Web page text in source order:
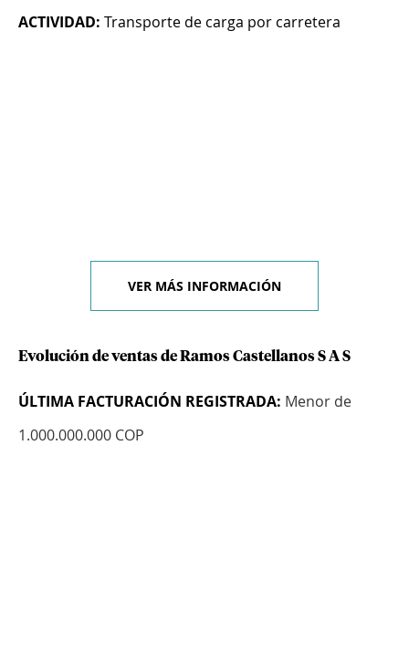
ACTIVIDAD: Transporte de carga por carretera
VER MÁS INFORMACIÓN
Evolución de ventas de Ramos Castellanos S A S
ÚLTIMA FACTURACIÓN REGISTRADA: Menor de
1.000.000.000 COP